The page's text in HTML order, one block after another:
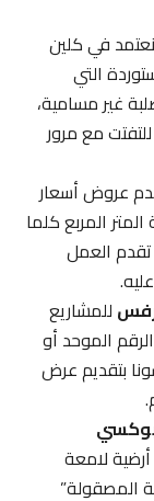
في كلين
التي
غير مسامية،
مع مرور
أسعار
المربع كلما
العمل
للمشاريع
الموحد أو
بتقديم عرض
لامعة